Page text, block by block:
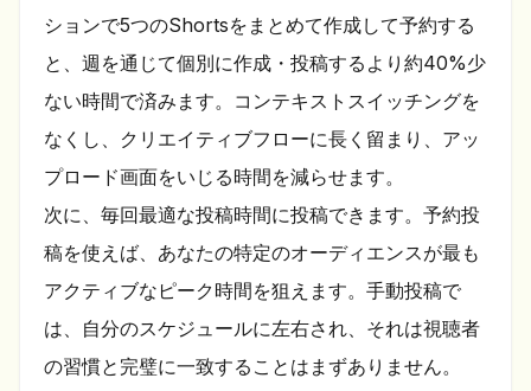
ションで5つのShortsをまとめて作成して予約する
と、週を通じて個別に作成・投稿するより約40%少
ない時間で済みます。コンテキストスイッチングを
なくし、クリエイティブフローに長く留まり、アッ
プロード画面をいじる時間を減らせます。
次に、毎回最適な投稿時間に投稿できます。予約投
稿を使えば、あなたの特定のオーディエンスが最も
アクティブなピーク時間を狙えます。手動投稿で
は、自分のスケジュールに左右され、それは視聴者
の習慣と完璧に一致することはまずありません。